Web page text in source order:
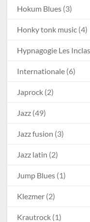
Hokum Blues (3)
Honky tonk music (4)
Hypnagogie Les
Internationale (6)
Japrock (2)
Jazz (49)
Jazz fusion (3)
Jazz latin (2)
Jump Blues (1)
Klezmer (2)
Krautrock (1)